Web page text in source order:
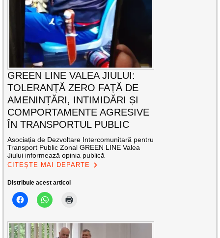
GREEN LINE VALEA JIULUI:
TOLERANȚĂ ZERO FAȚĂ DE
AMENINȚĂRI, INTIMIDĂRI ȘI
COMPORTAMENTE AGRESIVE
ÎN TRANSPORTUL PUBLIC
Asociația de Dezvoltare Intercomunitară pentru
Transport Public Zonal GREEN LINE Valea
Jiului informează opinia publică
CITEȘTE MAI DEPARTE
Distribuie acest articol